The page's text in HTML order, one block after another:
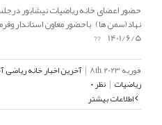
حضور اعضای خانه ریاضیات نیشابور
نهاد(سمن ها) باحضور معاون استاندار
1401/6/5 ??
فوریه 8th, 2023 | آخرین اخبار خانه ریاضی,
ریاضیات | نظر ۰
اطلاعات بیشتر